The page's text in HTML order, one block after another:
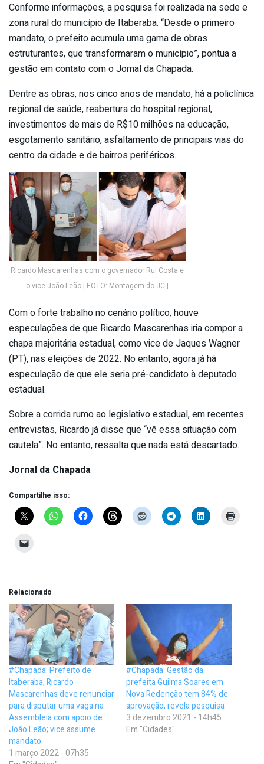
Conforme informações, a pesquisa foi realizada na sede e
zona rural do município de Itaberaba. “Desde o primeiro
mandato, o prefeito acumula uma gama de obras
estruturantes, que transformaram o município”, pontua a
gestão em contato com o Jornal da Chapada.
Dentre as obras, nos cinco anos de mandato, há a policlínica
regional de saúde, reabertura do hospital regional,
investimentos de mais de R$10 milhões na educação,
esgotamento sanitário, asfaltamento de principais vias do
centro da cidade e de bairros periféricos.
Ricardo Mascarenhas com o governador Rui Costa e
o vice João Leão | FOTO: Montagem do JC |
Com o forte trabalho no cenário político, houve
especulações de que Ricardo Mascarenhas iria compor a
chapa majoritária estadual, como vice de Jaques Wagner
(PT), nas eleições de 2022. No entanto, agora já há
especulação de que ele seria pré-candidato à deputado
estadual.
Sobre a corrida rumo ao legislativo estadual, em recentes
entrevistas, Ricardo já disse que “vê essa situação com
cautela”. No entanto, ressalta que nada está descartado.
Jornal da Chapada
Compartilhe isso:
Relacionado
#Chapada: Prefeito de
Itaberaba, Ricardo
Mascarenhas deve renunciar
para disputar uma vaga na
Assembleia com apoio de
João Leão; vice assume
mandato
1 março 2022 - 07h35
#Chapada: Gestão da
prefeita Guilma Soares em
Nova Redenção tem 84% de
aprovação, revela pesquisa
3 dezembro 2021 - 14h45
Em "Cidades"